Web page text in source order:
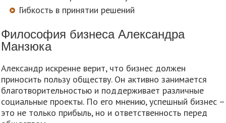
Гибкость в принятии решений
Философия бизнеса Александра
Манзюка
Александр искренне верит, что бизнес должен
приносить пользу обществу. Он активно занимается
благотворительностью и поддерживает различные
социальные проекты. По его мнению, успешный бизнес –
это не только прибыль, но и ответственность перед